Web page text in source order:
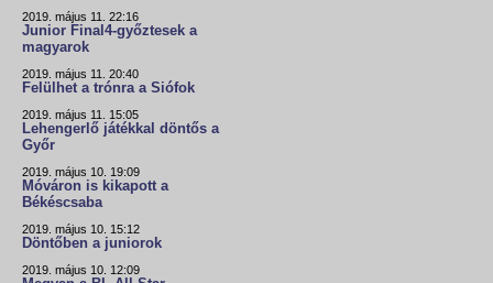
2019. május 11. 22:16
Junior Final4-győztesek a
magyarok
2019. május 11. 20:40
Felülhet a trónra a Siófok
2019. május 11. 15:05
Lehengerlő játékkal döntős a
Győr
2019. május 10. 19:09
Móváron is kikapott a
Békéscsaba
2019. május 10. 15:12
Döntőben a juniorok
2019. május 10. 12:09